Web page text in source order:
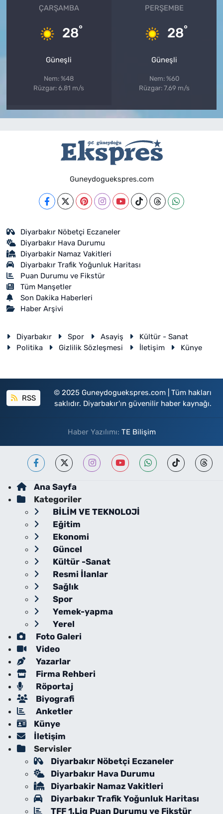
ÇARŞAMBA
28°
Güneşli
Nem: %48
Rüzgar: 6.81 m/s
PERŞEMBE
28°
Güneşli
Nem: %60
Rüzgar: 7.69 m/s
Guneydoguekspres.com
Diyarbakır Nöbetçi Eczaneler
Diyarbakır Hava Durumu
Diyarbakir Namaz Vakitleri
Diyarbakır Trafik Yoğunluk Haritası
Puan Durumu ve Fikstür
Tüm Manşetler
Son Dakika Haberleri
Haber Arşivi
Diyarbakır Spor Asayiş
Kültür - Sanat
Politika
Gizlilik Sözleşmesi İletişim Künye
RSS
© 2025 Guneydoguekspres.com | Tüm hakları
saklıdır. Diyarbakır'ın güvenilir haber kaynağı.
Haber Yazılımı: TE Bilişim
Ana Sayfa
Kategoriler
BİLİM VE TEKNOLOJİ
Eğitim
Ekonomi
Güncel
Kültür -Sanat
Resmi İlanlar
Sağlık
Spor
Yemek-yapma
Yerel
Foto Galeri
Video
Yazarlar
Firma Rehberi
Röportaj
Biyografi
Anketler
Künye
İletişim
Servisler
Diyarbakır Nöbetçi Eczaneler
Diyarbakır Hava Durumu
Diyarbakir Namaz Vakitleri
Diyarbakır Trafik Yoğunluk Haritası
TFF 1.Lig Puan Durumu ve Fikstür